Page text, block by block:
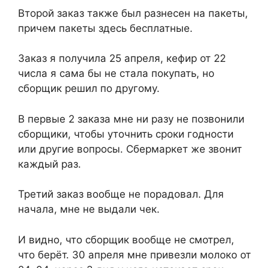
Второй заказ также был разнесен на пакеты,
причем пакеты здесь бесплатные.
Заказ я получила 25 апреля, кефир от 22
числа я сама бы не стала покупать, но
сборщик решил по другому.
В первые 2 заказа мне ни разу не позвонили
сборщики, чтобы уточнить сроки годности
или другие вопросы. Сбермаркет же звонит
каждый раз.
Третий заказ вообще не порадовал. Для
начала, мне не выдали чек.
И видно, что сборщик вообще не смотрел,
что берёт. 30 апреля мне привезли молоко от